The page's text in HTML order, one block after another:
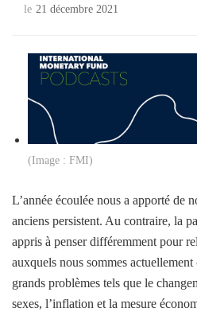
le 21 décembre 2021
(Image : FMI)
L’année écoulée nous a apporté de
anciens persistent. Au contraire, la
appris à penser différemment pour
auxquels nous sommes
grands problèmes tels que le
sexes, l’inflation et la mesure